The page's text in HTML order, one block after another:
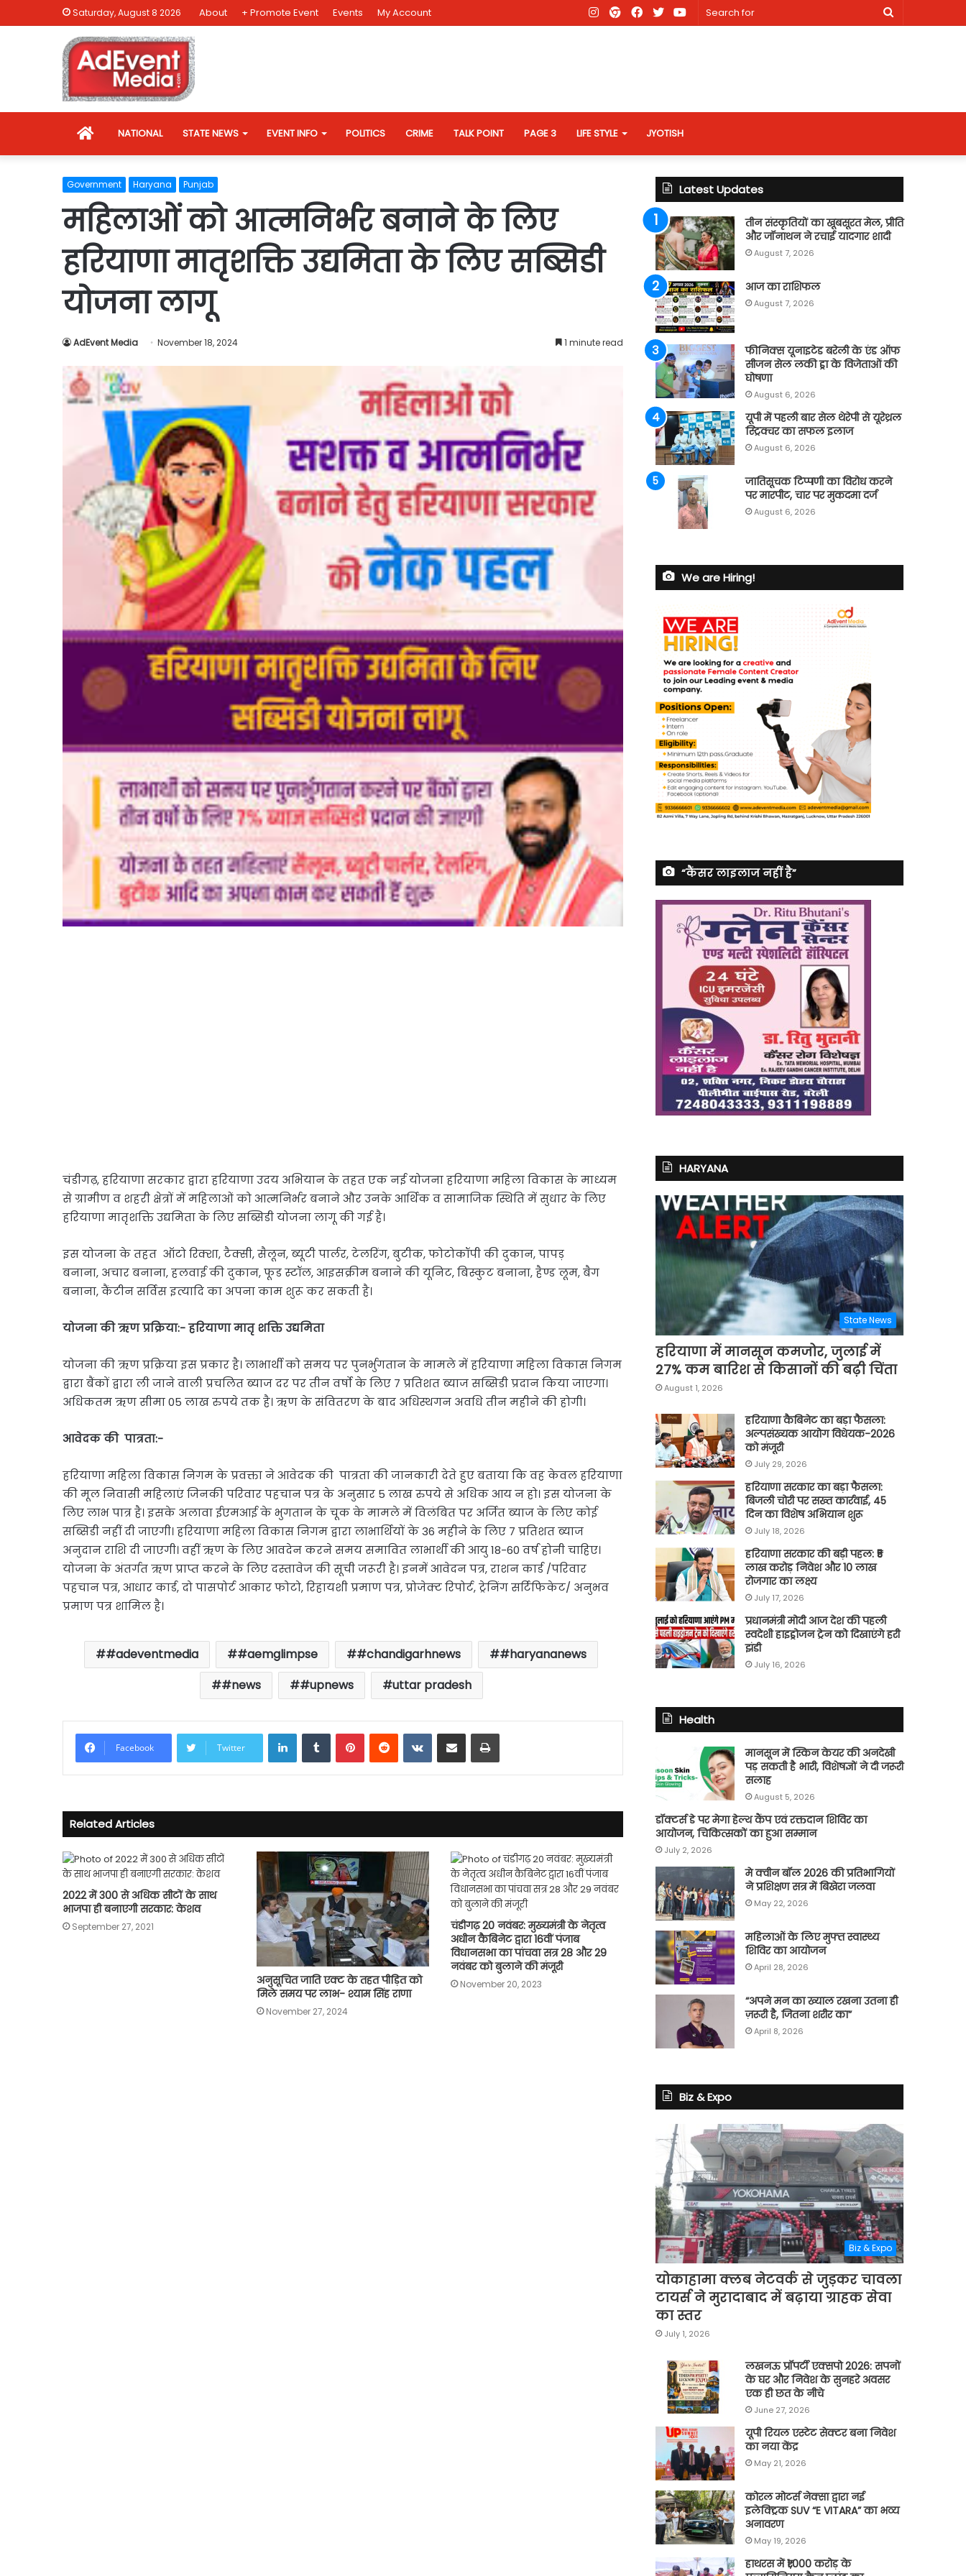
Saturday, August 8 2026 About + Promote Event Events My Account
Search
Youtube
X
Facebook
AD
Instagram
HOMENATIONAL STATE NEWS EVENT INFO POLITICS CRIME TALK POINT PAGE 3 LIFE STYLE JYOTISH
Government Haryana Punjab
महिलाओं को आत्मनिर्भर बनाने के लिए
हरियाणा मातृशक्ति उद्यमिता के लिए सब्सिडी
योजना लागू
AdEvent Media November 18, 2024 1 minute read
चंडीगढ़, हरियाणा सरकार द्वारा हरियाणा उदय अभियान के तहत एक नई योजना हरियाणा महिला विकास के माध्यम
से ग्रामीण व शहरी क्षेत्रों में महिलाओं को आत्मनिर्भर बनाने और उनके आर्थिक व सामाजिक स्थिति में सुधार के लिए
हरियाणा मातृशक्ति उद्यमिता के लिए सब्सिडी योजना लागू की गई है।
इस योजना के तहत ऑटो रिक्शा, टैक्सी, सैलून, ब्यूटी पार्लर, टेलरिंग, बुटीक, फोटोकॉपी की दुकान, पापड़
बनाना, अचार बनाना, हलवाई की दुकान, फूड स्टॉल, आइसक्रीम बनाने की यूनिट, बिस्कुट बनाना, हैण्ड लूम, बैग
बनाना, कैंटीन सर्विस इत्यादि का अपना काम शुरू कर सकती है।
योजना की ऋण प्रक्रिया:- हरियाणा मातृ शक्ति उद्यमिता
योजना की ऋण प्रक्रिया इस प्रकार है। लाभार्थी को समय पर पुनर्भुगतान के मामले में हरियाणा महिला विकास निगम
द्वारा बैंकों द्वारा ली जाने वाली प्रचलित ब्याज दर पर तीन वर्षो के लिए 7 प्रतिशत ब्याज सब्सिडी प्रदान किया जाएगा।
अधिकतम ऋण सीमा 05 लाख रुपये तक है। ऋण के संवितरण के बाद अधिस्थगन अवधि तीन महीने की होगी।
आवेदक कीपात्रता:-
हरियाणा महिला विकास निगम के प्रवक्ता ने आवेदक की पात्रता की जानकारी देते हुए बताया कि वह केवल हरियाणा
की मूल निवासी महिलाएं जिनकी परिवार पहचान पत्र के अनुसार 5 लाख रुपये से अधिक आय न हो। इस योजना के
लिए लाभ पात्र है। इसके अलावा ईएमआई के भुगतान के चूक के मामले में विलंबित पर अर्जित ब्याज के लिए कोई
सब्सिडी नहीं दी जाएगी। हरियाणा महिला विकास निगम द्वारा लाभार्थियों के 36 महीने के लिए 7 प्रतिशत ब्याज
अनुदान राशि दी जाएगी। वहीं ऋण के लिए आवदेन करने समय समावित लाभार्थी की आयु 18-60 वर्ष होनी चाहिए।
योजना के अंतर्गत ऋण प्राप्त करने के लिए दस्तावेज की सूची जरूरी है। इनमें आवेदन पत्र, राशन कार्ड /परिवार
पहचान पत्र, आधार कार्ड, दो पासपोर्ट आकार फोटो, रिहायशी प्रमाण पत्र, प्रोजेक्ट रिपोर्ट, ट्रेनिंग सर्टिफिकेट/ अनुभव
प्रमाण पत्र शामिल है।
#adeventmedia #aemglimpse #chandigarhnews
#haryananews
#news
#upnews uttar pradesh
Facebook Twitter
LinkedInTumblrPinterestReddit VKontakte
Share via Email Print
Related Articles
2022 में 300 से अधिक सीटों के साथ
भाजपा ही बनाएगी सरकार: केशव
September 27, 2021
अनुसूचित जाति एक्ट के तहत पीड़ित को
मिले समय पर लाभ- श्याम सिंह राणा
November 27, 2024
चंडीगढ़ 20 नवंबर: मुख्यमंत्री के नेतृत्व
अधीन कैबिनेट द्वारा 16वीं पंजाब
विधानसभा का पांचवा सत्र 28 और 29
नवंबर को बुलाने की मंजूरी
November 20, 2023
Latest Updates
तीन संस्कृतियों का खूबसूरत मेल, प्रीति
और जॉनाथन ने रचाई यादगार शादी
August 7, 2026
आज का राशिफल
August 7, 2026
फीनिक्स यूनाइटेड बरेली के एंड ऑफ
सीजन सेल लकी ड्रा के विजेताओं की
घोषणा
August 6, 2026
यूपी में पहली बार सेल थेरेपी से यूरेथ्रल
स्ट्रिक्चर का सफल इलाज
August 6, 2026
जातिसूचक टिप्पणी का विरोध करने
पर मारपीट, चार पर मुकदमा दर्ज
August 6, 2026
We are Hiring!
“कैंसर लाइलाज नहीं है”
HARYANA
State News
हरियाणा में मानसून कमजोर, जुलाई में
27% कम बारिश से किसानों की बढ़ी चिंता
August 1, 2026
हरियाणा कैबिनेट का बड़ा फैसला:
अल्पसंख्यक आयोग विधेयक-2026
को मंजूरी
July 29, 2026
हरियाणा सरकार का बड़ा फैसला:
बिजली चोरी पर सख्त कार्रवाई, 45
दिन का विशेष अभियान शुरू
July 18, 2026
हरियाणा सरकार की बड़ी पहल: ₹5
लाख करोड़ निवेश और 10 लाख
रोजगार का लक्ष्य
July 17, 2026
प्रधानमंत्री मोदी आज देश की पहली
स्वदेशी हाइड्रोजन ट्रेन को दिखाएंगे हरी
झंडी
July 16, 2026
Health
मानसून में स्किन केयर की अनदेखी
पड़ सकती है भारी, विशेषज्ञों ने दी जरूरी
सलाह
August 5, 2026
डॉक्टर्स डे पर मेगा हेल्थ कैंप एवं रक्तदान शिविर का
आयोजन, चिकित्सकों का हुआ सम्मान
July 2, 2026
मे क्वीन बॉल 2026 की प्रतिभागियों
ने प्रशिक्षण सत्र में बिखेरा जलवा
May 22, 2026
महिलाओं के लिए मुफ्त स्वास्थ्य
शिविर का आयोजन
April 28, 2026
“अपने मन का ख्याल रखना उतना ही
ज़रूरी है, जितना शरीर का”
April 8, 2026
Biz & Expo
Biz & Expo
योकाहामा क्लब नेटवर्क से जुड़कर चावला
टायर्स ने मुरादाबाद में बढ़ाया ग्राहक सेवा
का स्तर
July 1, 2026
लखनऊ प्रॉपर्टी एक्सपो 2026: सपनों
के घर और निवेश के सुनहरे अवसर
एक ही छत के नीचे
June 27, 2026
यूपी रियल एस्टेट सेक्टर बना निवेश
का नया केंद्र
May 21, 2026
कोरल मोटर्स नेक्सा द्वारा नई
इलेक्ट्रिक SUV “E VITARA” का भव्य
अनावरण
May 19, 2026
हाथरस में ₹1,000 करोड़ के